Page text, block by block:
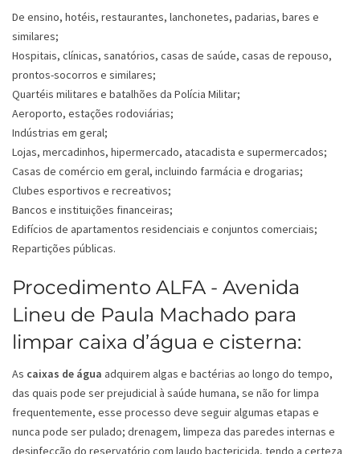
De ensino, hotéis, restaurantes, lanchonetes, padarias, bares e
similares;
Hospitais, clínicas, sanatórios, casas de saúde, casas de repouso,
prontos-socorros e similares;
Quartéis militares e batalhões da Polícia Militar;
Aeroporto, estações rodoviárias;
Indústrias em geral;
Lojas, mercadinhos, hipermercado, atacadista e supermercados;
Casas de comércio em geral, incluindo farmácia e drogarias;
Clubes esportivos e recreativos;
Bancos e instituições financeiras;
Edifícios de apartamentos residenciais e conjuntos comerciais;
Repartições públicas.
Procedimento ALFA - Avenida
Lineu de Paula Machado para
limpar caixa d’água e cisterna:
As caixas de água adquirem algas e bactérias ao longo do tempo,
das quais pode ser prejudicial à saúde humana, se não for limpa
frequentemente, esse processo deve seguir algumas etapas e
nunca pode ser pulado; drenagem, limpeza das paredes internas e
desinfecção do reservatório com laudo bactericida, tendo a certeza